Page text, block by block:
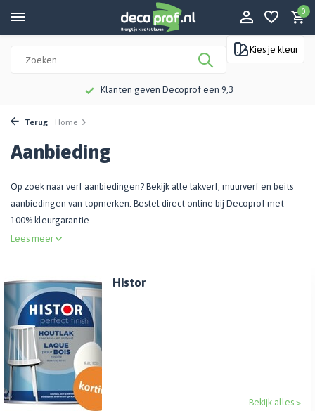
0
Kies je kleur
Klanten geven Decoprof een 9,3
Terug Home
Aanbieding
Op zoek naar verf aanbiedingen? Bekijk alle lakverf, muurverf en beits
aanbiedingen van topmerken. Bestel direct online bij Decoprof met
100% kleurgarantie.
Lees meer
Histor
Bekijk alles >